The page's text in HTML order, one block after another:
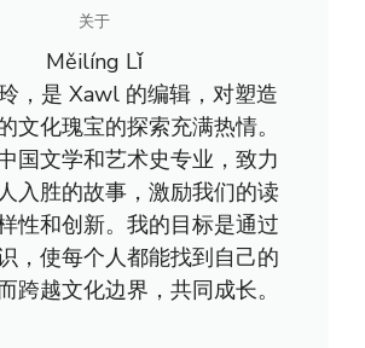
关于
Měilíng Lǐ
，是 Xawl 的编辑，对塑造
文化瑰宝的探索充满热情。
国文学和艺术史专业，致力
入胜的故事，激励我们的读
性和创新。我的目标是通过
，使每个人都能找到自己的
跨越文化边界，共同成长。